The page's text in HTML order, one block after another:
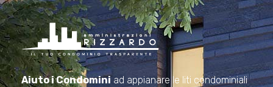
Amministrazioni Rizzardo
Il tuo condominio trasparente
Aiuto i Condominiad appianare le liti condominiali